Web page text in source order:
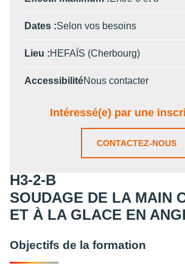
Dates :Selon vos besoins
Lieu :HEFAÏS (Cherbourg)
AccessibilitéNous contacter
Intéressé(e) par une
CONTACTEZ-NOUS
H3-2-B
SOUDAGE DE LA MAIN
ET À LA GLACE EN
Objectifs de la formation